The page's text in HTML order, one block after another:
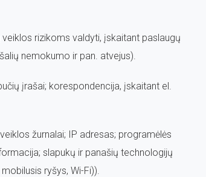
rizikoms valdyti, įskaitant paslaugų
nemokumo ir pan. atvejus).
įrašai; korespondencija, įskaitant el.
žurnalai; IP adresas; programėlės
slapukų ir panašių technologijų
ryšys, Wi-Fi)).